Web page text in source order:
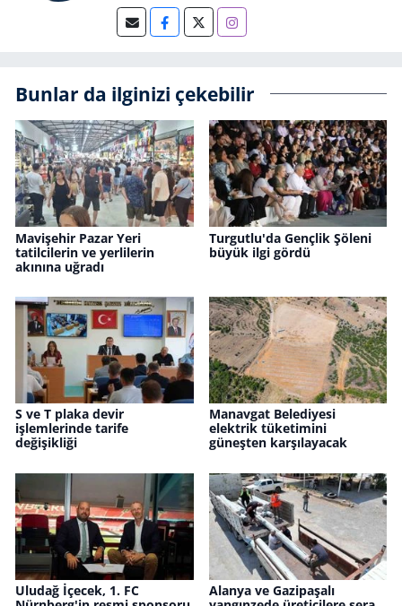
Bunlar da ilginizi çekebilir
Mavişehir Pazar Yeri
tatilcilerin ve yerlilerin
akınına uğradı
Turgutlu'da Gençlik Şöleni
büyük ilgi gördü
S ve T plaka devir
işlemlerinde tarife
değişikliği
Manavgat Belediyesi
elektrik tüketimini
güneşten karşılayacak
Uludağ İçecek, 1. FC
Alanya ve Gazipaşalı